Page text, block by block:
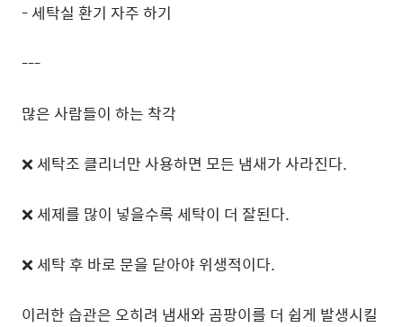
- 세탁실 환기 자주 하기
---
많은 사람들이 하는 착각
❌ 세탁조 클리너만 사용하면 모든 냄새가 사라진다.
❌ 세제를 많이 넣을수록 세탁이 더 잘된다.
❌ 세탁 후 바로 문을 닫아야 위생적이다.
이러한 습관은 오히려 냄새와 곰팡이를 더 쉽게 발생시킬